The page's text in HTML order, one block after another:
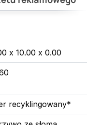
x 10.00 x 0.00
recyklingowany*